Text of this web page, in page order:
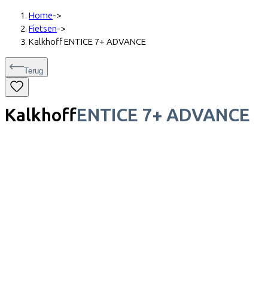
Home->
Fietsen->
Kalkhoff ENTICE 7+ ADVANCE
Terug
KalkhoffENTICE 7+ ADVANCE